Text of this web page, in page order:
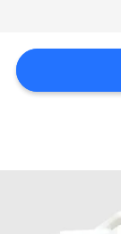
DEMANDEZ
UNE